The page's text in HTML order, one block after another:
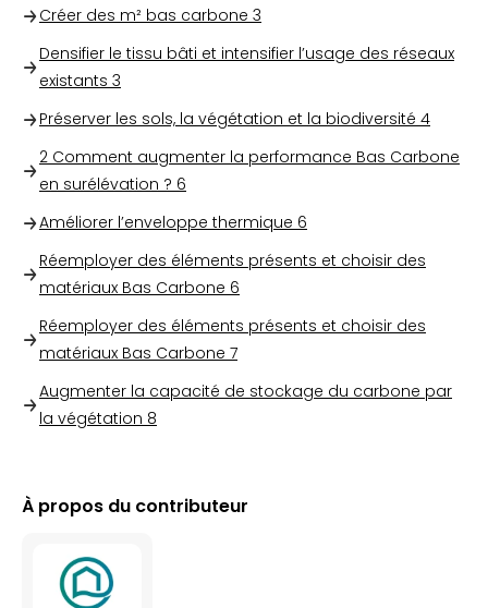
Créer des m² bas carbone 3
Densifier le tissu bâti et intensifier l’usage des réseaux
existants 3
Préserver les sols, la végétation et la biodiversité 4
2 Comment augmenter la performance Bas Carbone
en surélévation ? 6
Améliorer l’enveloppe thermique 6
Réemployer des éléments présents et choisir des
matériaux Bas Carbone 6
Réemployer des éléments présents et choisir des
matériaux Bas Carbone 7
Augmenter la capacité de stockage du carbone par
la végétation 8
À propos du contributeur